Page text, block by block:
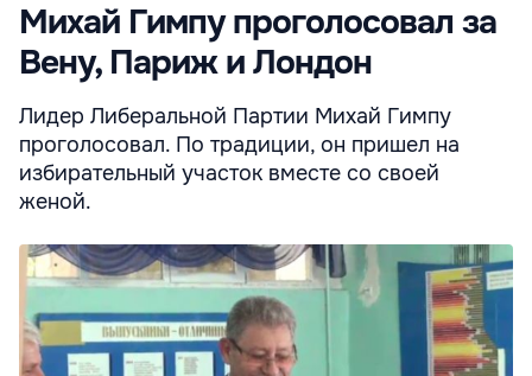
Михай Гимпу проголосовал за
Вену, Париж и Лондон
Лидер Либеральной Партии Михай Гимпу
проголосовал. По традиции, он пришел на
избирательный участок вместе со своей
женой.